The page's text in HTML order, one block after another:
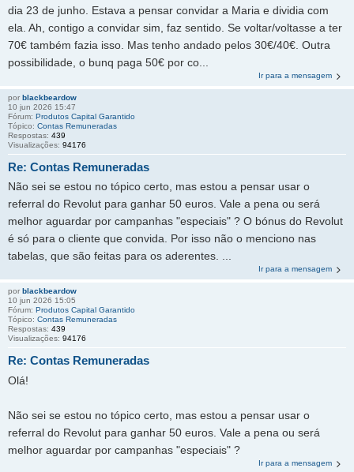
dia 23 de junho. Estava a pensar convidar a Maria e dividia com
ela. Ah, contigo a convidar sim, faz sentido. Se voltar/voltasse a ter
70€ também fazia isso. Mas tenho andado pelos 30€/40€. Outra
possibilidade, o bunq paga 50€ por co...
Ir para a mensagem
por blackbeardow
10 jun 2026 15:47
Fórum: Produtos Capital Garantido
Tópico: Contas Remuneradas
Respostas: 439
Visualizações: 94176
Re: Contas Remuneradas
Não sei se estou no tópico certo, mas estou a pensar usar o
referral do Revolut para ganhar 50 euros. Vale a pena ou será
melhor aguardar por campanhas "especiais" ? O bónus do Revolut
é só para o cliente que convida. Por isso não o menciono nas
tabelas, que são feitas para os aderentes. ...
Ir para a mensagem
por blackbeardow
10 jun 2026 15:05
Fórum: Produtos Capital Garantido
Tópico: Contas Remuneradas
Respostas: 439
Visualizações: 94176
Re: Contas Remuneradas
Olá!
Não sei se estou no tópico certo, mas estou a pensar usar o
referral do Revolut para ganhar 50 euros. Vale a pena ou será
melhor aguardar por campanhas "especiais" ?
Ir para a mensagem